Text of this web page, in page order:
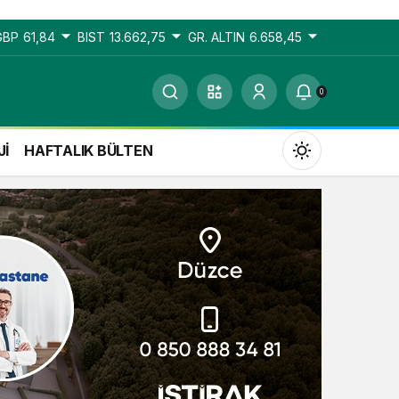
61,84 BIST 13.662,75 GR. ALTIN 6.658,45
0
HAFTALIK BÜLTEN
Gündüz Modu
Gündüz modunu seçin.
Gece Modu
Gece modunu seçin.